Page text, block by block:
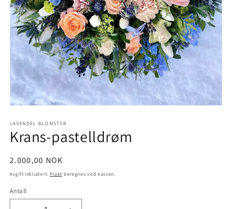
1
i
modal
LAVENDEL BLOMSTER
Krans-pastelldrøm
Vanlig
pris
2.000,00 NOK
Avgift inkludert. Frakt beregnes ved kassen.
Antall